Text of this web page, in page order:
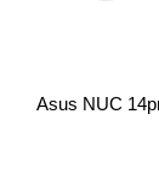
pasūtījumu
tos trešajām
preču iegādi vai
Asus NUC